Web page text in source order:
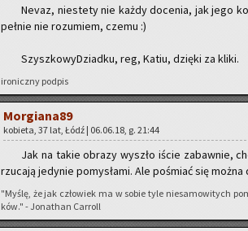
Nevaz, nie­ste­ty nie każdy do­ce­nia, jak jego
peł­nie nie ro­zu­miem, czemu :)
Szysz­ko­wy­Dziad­ku, reg, Katiu, dzię­ki za kliki.
iro­nicz­ny pod­pis
Mor­gia­na­89
ko­bie­ta, 37 lat, Łódź | 06.06.18, g. 21:44
Jak na takie ob­ra­zy wy­szło iście za­baw­nie,
rzu­ca­ją je­dy­nie po­my­sła­mi. Ale po­śmiać się
"Myślę, że jak czło­wiek ma w sobie tyle nie­sa­mo­wi­tych
ków." - Jo­na­than Car­roll